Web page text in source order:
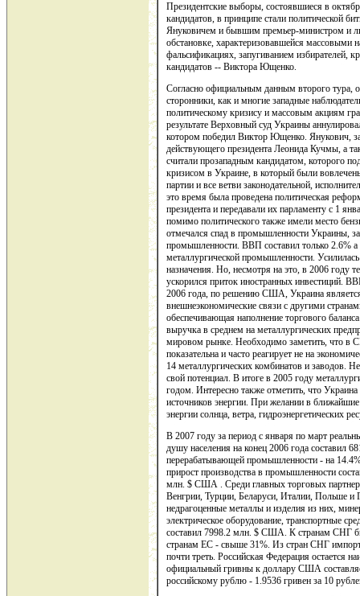
Президентские выборы, состоявшиеся в
кандидатов, в принципе стали политической
Януковичем и бывшим премьер-министром и
обстановке, характеризовавшейся массовыми
фальсификациях, запугиванием избирателей,
кандидатов -- Виктора Ющенко.
Согласно официальным данным второго
сторонники, как и многие западные
политическому кризису и массовым акциям
результате Верховный суд Украины
котором победил Виктор Ющенко. Янукович,
действующего президента Леонида Кучмы, а
считали прозападным кандидатом, которого
кризисом в Украине, в который были
партии и все ветви законодательной,
это время была проведена политическая
президента и передавали их парламенту с 1
помимо политического также имели место
отмечался спад в промышленности Украины,
промышленности. ВВП составил только 2.6%
металлургической промышленности.
назначения. Но, несмотря на это, в 2006 году
ускорился приток иностранных инвестиций.
2006 года, по решению США, Украина является
внешнеэкономические связи с другими
обеспечивающая наполнение торгового
выручка в среднем на металлургических
мировом рынке. Необходимо заметить, что в
показательна и часто реагирует не на
14 металлургических комбинатов и заводов.
свой потенциал. В итоге в 2005 году
годом. Интересно также отметить, что
источников энергии. При желании в
энергии солнца, ветра, гидроэнергетических
В 2007 году за период с января по март
душу населения на конец 2006 года составил
перерабатывающей промышленности - на
прирост производства в промышленности
млн. $ США . Среди главных торговых
Венгрии, Турции, Беларуси, Италии, Польше и
недрагоценные металлы и изделия из них,
электрическое оборудование, транспортные
составил 7998.2 млн. $ США. К странам СНГ
странам ЕС - свыше 31%. Из стран СНГ
почти треть. Российская Федерация
официальный гривны к доллару США
российскому рублю - 1.9536 гривен за 10